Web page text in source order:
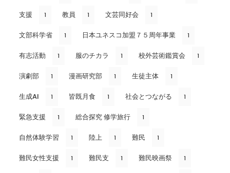
支援 1 教員 1 文芸同好会 1
文部科学省 1 日本ユネスコ加盟７５周年事業 1
有志活動 1 服のチカラ 1 校外芸術鑑賞会 1
演劇部 1 漫画研究部 1 生徒主体 1
生成AI 1 皆既月食 1 社会とつながる 1
緊急支援 1 総合探究 修学旅行 1
自然体験学習 1 陸上 1 難民 1
難民女性支援 1 難民支 1 難民映画祭 1